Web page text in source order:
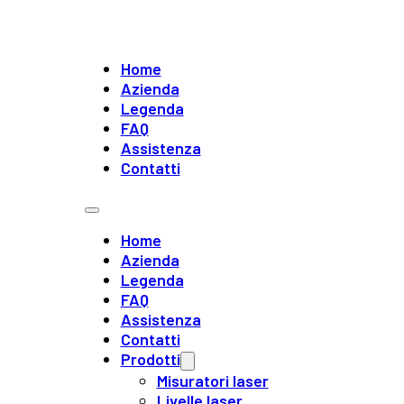
Home
Azienda
Legenda
FAQ
Assistenza
Contatti
Home
Azienda
Legenda
FAQ
Assistenza
Contatti
Prodotti
Misuratori laser